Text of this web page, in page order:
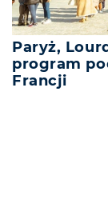
Paryż,
program
Francji